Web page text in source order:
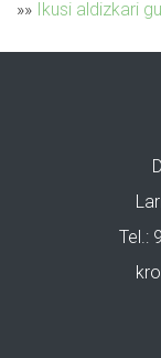
»» Ikusi aldizkari
Tel.: